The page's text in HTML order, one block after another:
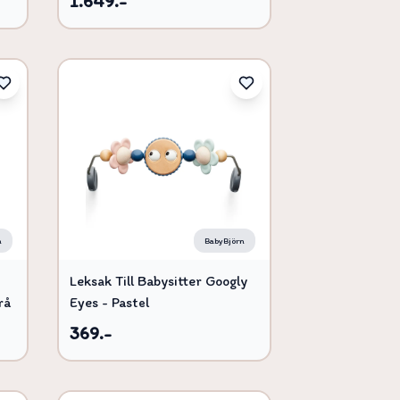
BabyBjörn
Leksak Till Babysitter Googly
Eyes - Pastel
369.-